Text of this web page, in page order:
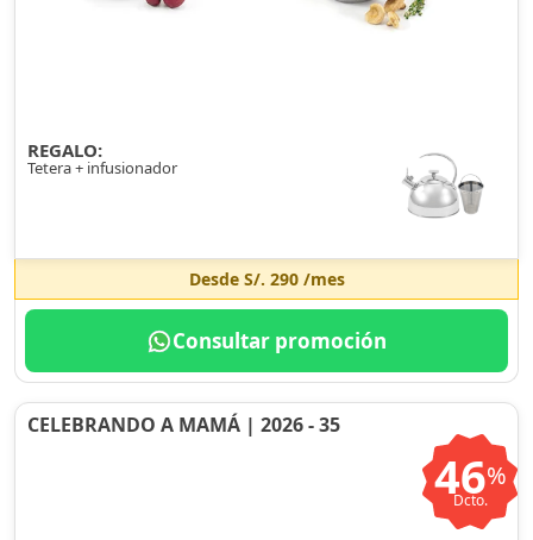
REGALO:
Tetera + infusionador
Desde S/. 290/mes
Consultar promoción
CELEBRANDO A MAMÁ | 2026 - 35
46%
Dcto.